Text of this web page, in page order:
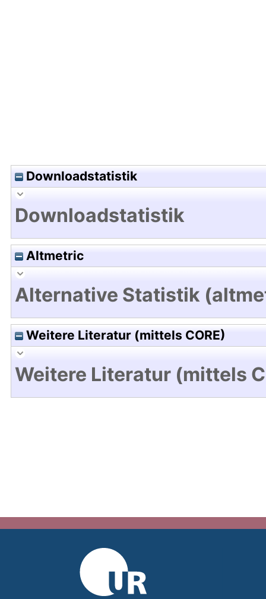
Downloadstatistik
Downloadstatistik
Altmetric
Alternative Statistik
Weitere Literatur (mittels CORE)
Weitere Literatur (mittels